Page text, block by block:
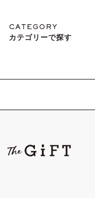
CATEGORY
カテゴリーで探す